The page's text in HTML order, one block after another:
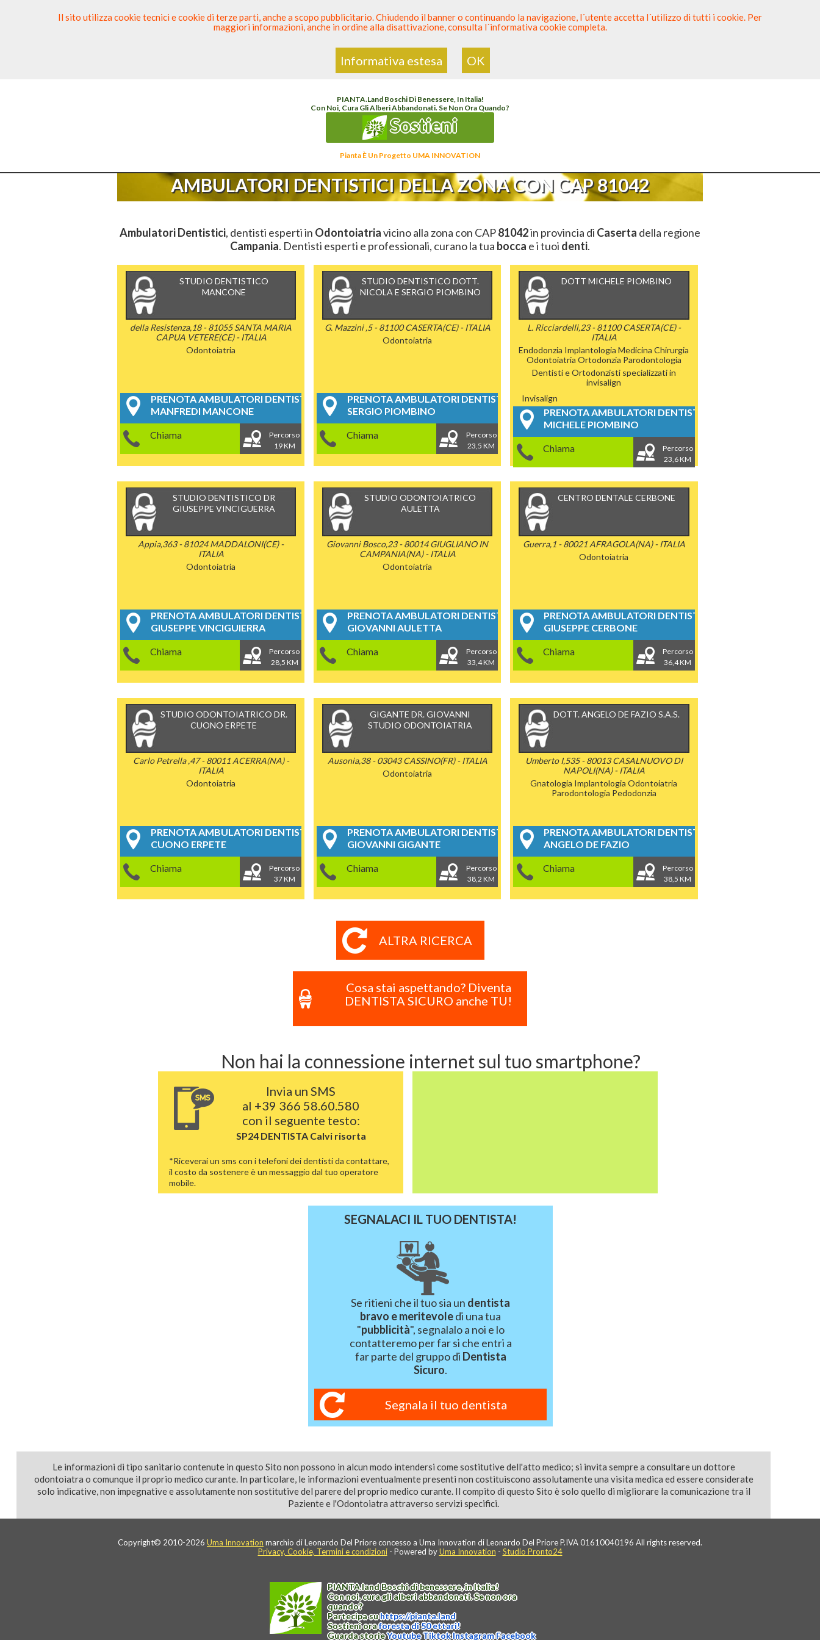
Elenco Dentista Sicuro>Odontoiatria>Ambulatori Dentistici>Campania
PIANTA.LandBoschi Di Benessere, In Italia!
Con Noi, Cura Gli Alberi Abbandonati. Se Non Ora Quando?
Sostieni
Pianta È Un Progetto UMA INNOVATION
AMBULATORI DENTISTICI DELLA ZONA CON CAP 81042
Ambulatori Dentistici, dentisti esperti in Odontoiatriavicino alla zona con CAP81042in provincia di Caserta della regione
Campania. Dentisti esperti e professionali, curano la tua bocca e i tuoi denti.
STUDIO DENTISTICO
MANCONE
della Resistenza,18 - 81055 SANTA MARIA
CAPUA VETERE(CE) - ITALIA
Odontoiatria
PRENOTA AMBULATORI DENTISTICI
MANFREDI MANCONE
Chiama
Percorso
19 KM
STUDIO DENTISTICO DOTT.
NICOLA E SERGIO PIOMBINO
G. Mazzini ,5 - 81100 CASERTA(CE) - ITALIA
Odontoiatria
PRENOTA AMBULATORI DENTISTICI
SERGIO PIOMBINO
Chiama
Percorso
23,5 KM
DOTT MICHELE PIOMBINO
L. Ricciardelli,23 - 81100 CASERTA(CE) -
ITALIA
Endodonzia Implantologia Medicina Chirurgia
Odontoiatria Ortodonzia Parodontologia
Dentisti e Ortodonzisti specializzati in
invisalign
Invisalign
PRENOTA AMBULATORI DENTISTICI
MICHELE PIOMBINO
Chiama
Percorso
23,6 KM
STUDIO DENTISTICO DR
GIUSEPPE VINCIGUERRA
Appia,363 - 81024 MADDALONI(CE) -
ITALIA
Odontoiatria
PRENOTA AMBULATORI DENTISTICI
GIUSEPPE VINCIGUIERRA
Chiama
Percorso
28,5 KM
STUDIO ODONTOIATRICO
AULETTA
Giovanni Bosco,23 - 80014 GIUGLIANO IN
CAMPANIA(NA) - ITALIA
Odontoiatria
PRENOTA AMBULATORI DENTISTICI
GIOVANNI AULETTA
Chiama
Percorso
33,4 KM
CENTRO DENTALE CERBONE
Guerra,1 - 80021 AFRAGOLA(NA) - ITALIA
Odontoiatria
PRENOTA AMBULATORI DENTISTICI
GIUSEPPE CERBONE
Chiama
Percorso
36,4 KM
STUDIO ODONTOIATRICO DR.
CUONO ERPETE
Carlo Petrella ,47 - 80011 ACERRA(NA) -
ITALIA
Odontoiatria
PRENOTA AMBULATORI DENTISTICI
CUONO ERPETE
Chiama
Percorso
37 KM
GIGANTE DR. GIOVANNI
STUDIO ODONTOIATRIA
Ausonia,38 - 03043 CASSINO(FR) - ITALIA
Odontoiatria
PRENOTA AMBULATORI DENTISTICI
GIOVANNI GIGANTE
Chiama
Percorso
38,2 KM
DOTT. ANGELO DE FAZIO S.A.S.
Umberto I,535 - 80013 CASALNUOVO DI
NAPOLI(NA) - ITALIA
Gnatologia Implantologia Odontoiatria
Parodontologia Pedodonzia
PRENOTA AMBULATORI DENTISTICI
ANGELO DE FAZIO
Chiama
Percorso
38,5 KM
ALTRA RICERCA
Cosa stai aspettando? Diventa
DENTISTA SICURO anche TU!
Non hai la connessione internet sul tuo smartphone?
Invia un SMS
al +39 366 58.60.580
con il seguente testo:
SP24 DENTISTA Calvi risorta
*Riceverai un sms con i telefoni dei dentisti da contattare,
il costo da sostenere è un messaggio dal tuo operatore
mobile.
SEGNALACI IL TUO DENTISTA!
Se ritieni che il tuo sia un dentista
bravo e meritevoledi una tua
"pubblicità", segnalalo a noi e lo
contatteremo per far si che entri a
far parte del gruppo di Dentista
Sicuro.
Segnala il tuo dentista
Le informazioni di tipo sanitario contenute in questo Sito non possono in alcun modo intendersi come sostitutive dell'atto medico; si invita sempre a consultare un dottore
odontoiatra o comunque il proprio medico curante. In particolare, le informazioni eventualmente presenti non costituiscono assolutamente una visita medica ed essere considerate
solo indicative, non impegnative e assolutamente non sostitutive del parere del proprio medico curante. Il compito di questo Sito è solo quello di migliorare la comunicazione tra il
Paziente e l'Odontoiatra attraverso servizi specifici.
Copyright© 2010-2026 Uma Innovation marchio di Leonardo Del Priore concesso a Uma Innovation di Leonardo Del Priore P.IVA 01610040196 All rights reserved.
Privacy, Cookie, Termini e condizioni- Powered byUma Innovation - Studio Pronto24
PIANTA.landBoschi di benessere, in Italia!
Con noi, cura gli alberi abbandonati. Se non ora
quando?
Partecipa suhttps://pianta.land
Sostieni oraforesta di 50 ettari!
Guarda storieYoutubeTiktokInstagramFacebook
Il sito utilizza cookie tecnici e cookie di terze parti, anche a scopo pubblicitario. Chiudendo il banner o continuando la navigazione, l´utente accetta l´utilizzo di tutti i cookie. Per
maggiori informazioni, anche in ordine alla disattivazione, consulta l´informativa cookie completa.
Informativa estesa OK